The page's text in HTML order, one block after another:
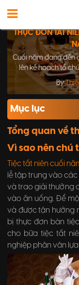
THỰC ĐƠN TẤT
Cuối năm đang đến
lên kế hoạch tổ
một năm làm
“quả ngọt” trong
bữa tiệc không
By
Mục lục
Tổng quan về
Vì sao nên chú
Tiệc tất niên cuối
lễ tập trung vào
và trao giải thưởng
vào ăn uống. Để
và được tận hưởng
bị thực đơn bàn
cho bữa tiệc tất
nghiệp phân vân